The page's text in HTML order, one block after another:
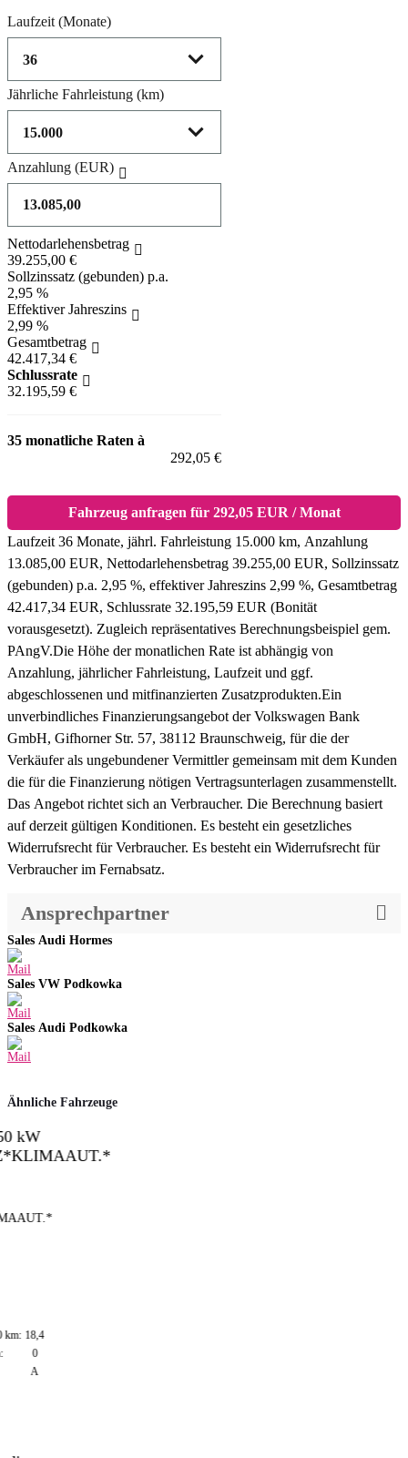
Laufzeit (Monate)
Jährliche Fahrleistung (km)
Anzahlung (EUR)
Nettodarlehensbetrag
39.255,00 €
Sollzinssatz (gebunden) p.a.
2,95 %
Effektiver Jahreszins
2,99 %
Gesamtbetrag
42.417,34 €
Schlussrate
32.195,59 €
35 monatliche Raten à
292,05 €
Fahrzeug anfragen für 292,05 EUR / Monat
Laufzeit 36 Monate, jährl. Fahrleistung 15.000 km, Anzahlung
13.085,00 EUR, Nettodarlehensbetrag 39.255,00 EUR, Sollzinssatz
(gebunden) p.a. 2,95 %, effektiver Jahreszins 2,99 %, Gesamtbetrag
42.417,34 EUR, Schlussrate 32.195,59 EUR (Bonität
vorausgesetzt). Zugleich repräsentatives Berechnungsbeispiel gem.
PAngV.Die Höhe der monatlichen Rate ist abhängig von
Anzahlung, jährlicher Fahrleistung, Laufzeit und ggf.
abgeschlossenen und mitfinanzierten Zusatzprodukten.Ein
unverbindliches Finanzierungsangebot der Volkswagen Bank
GmbH, Gifhorner Str. 57, 38112 Braunschweig, für die der
Verkäufer als ungebundener Vermittler gemeinsam mit dem Kunden
die für die Finanzierung nötigen Vertragsunterlagen zusammenstellt.
Das Angebot richtet sich an Verbraucher. Die Berechnung basiert
auf derzeit gültigen Konditionen. Es besteht ein gesetzliches
Widerrufsrecht für Verbraucher. Es besteht ein Widerrufsrecht für
Verbraucher im Fernabsatz.
Ansprechpartner
Sales Audi Hormes
Sales VW Podkowka
Sales Audi Podkowka
Ähnliche Fahrzeuge
18,4